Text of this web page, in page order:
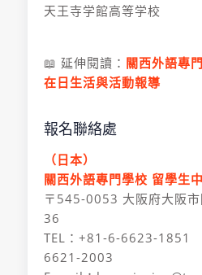
天王寺学館高等学校
📖 延伸閱讀： 關西外語專
在日生活與活動報導
報名聯絡處
（日本）
關西外語專門學校 留學生
〒545-0053 大阪府大阪
36
TEL：+81-6-6623-1851
6621-2003